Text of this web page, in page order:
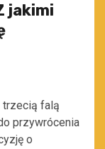
jakimi
trzecią falą
przywrócenia
o